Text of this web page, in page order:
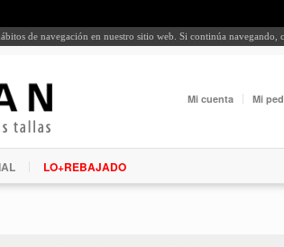
de navegación en nuestro sitio web. Si continúa navegando,
Mi cuenta Mi
LO+REBAJADO